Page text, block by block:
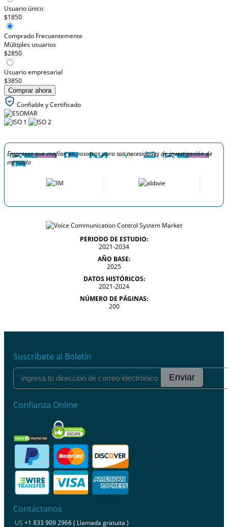
Usuario único
$1850
Comprado Frecuentemente
Múltiples usuarios
$2850
Usuario empresarial
$3850
Comprar ahora
Confiable y Certificado
Empresas que confían en nosotros para sus necesidades de investigación de
mercado
PERIODO DE ESTUDIO:
2021-2034
AÑO BASE:
2025
DATOS HISTÓRICOS:
2021-2024
NÚMERO DE PÁGINAS:
200
Suscríbete al Boletín
Enviar
Confianza Online
Contáctanos
US +1 833 909 2966 ( Llamada gratuita )